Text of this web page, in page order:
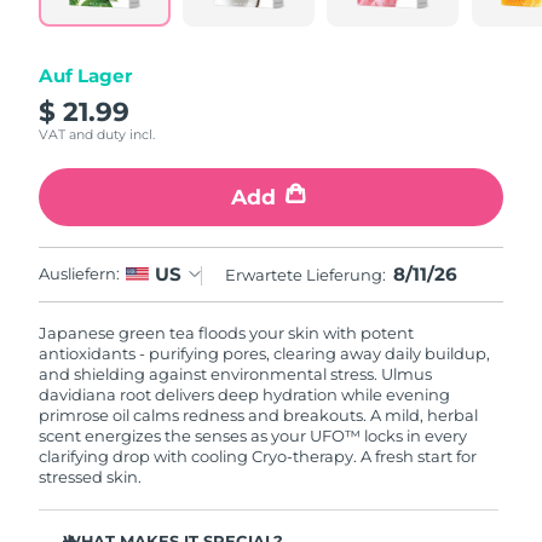
Auf Lager
$ 21.99
VAT and duty incl.
Add
Ausliefern: US Erwartete Lieferung: 8/11/26
Japanese green tea floods your skin with potent
antioxidants - purifying pores, clearing away daily buildup,
and shielding against environmental stress. Ulmus
davidiana root delivers deep hydration while evening
primrose oil calms redness and breakouts. A mild, herbal
scent energizes the senses as your UFO™ locks in every
clarifying drop with cooling Cryo-therapy. A fresh start for
stressed skin.
Litauen
Luxemburg
Sonderverwaltungsregion
Malaysia 8/13/26
Malta Erwartete Lieferung8/10/26
Mexiko Erwartete Lieferung
Monaco Erwartete Lieferung
Niederlande Erwartete Lieferung8/10/26